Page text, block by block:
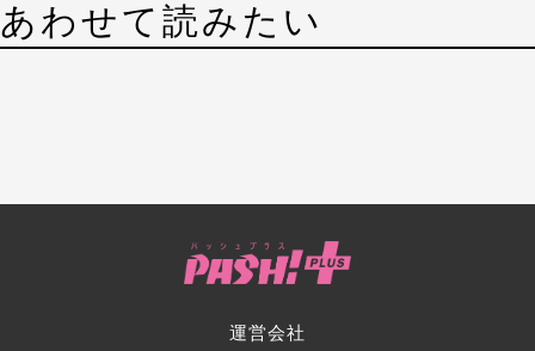
あわせて読みたい
運営会社